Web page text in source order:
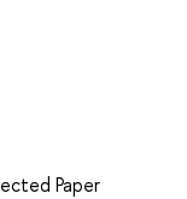
Paper